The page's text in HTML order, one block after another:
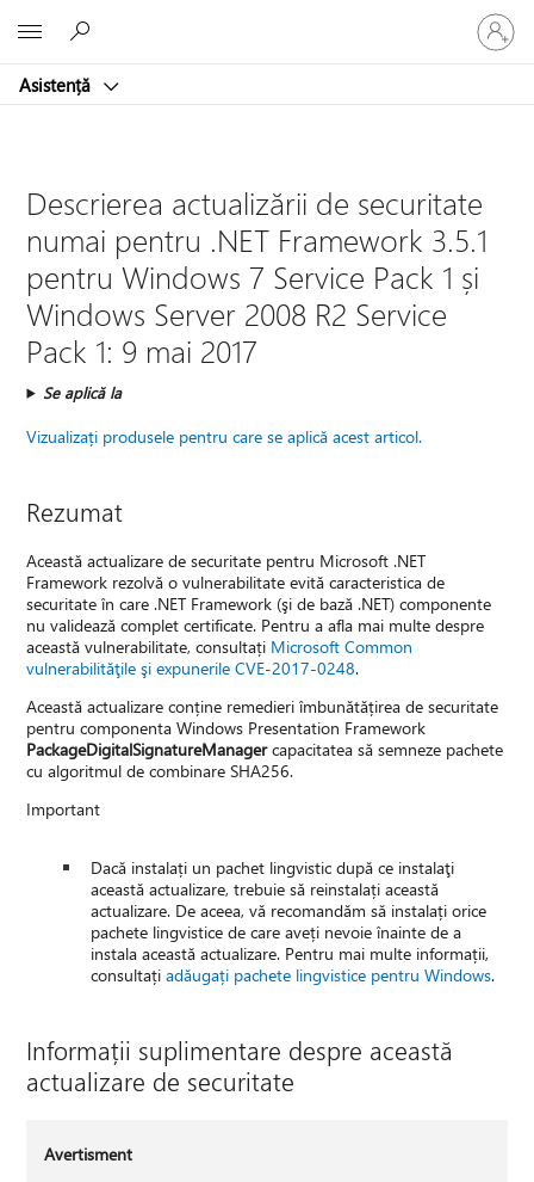
Asistență
vă
la
dvs.
Descrierea actualizării de securitate
numai pentru .NET Framework 3.5.1
pentru Windows 7 Service Pack 1 și
Windows Server 2008 R2 Service
Pack 1: 9 mai 2017
Se aplică la
Vizualizați produsele pentru care se aplică acest articol.
Rezumat
Această actualizare de securitate pentru Microsoft .NET
Framework rezolvă o vulnerabilitate evită caracteristica de
securitate în care .NET Framework (şi de bază .NET) componente
nu validează complet certificate. Pentru a afla mai multe despre
această vulnerabilitate, consultați Microsoft Common
vulnerabilităţile şi expunerile CVE-2017-0248.
Această actualizare conține remedieri îmbunătățirea de securitate
pentru componenta Windows Presentation Framework
PackageDigitalSignatureManagercapacitatea să semneze pachete
cu algoritmul de combinare SHA256.
Important
Dacă instalați un pachet lingvistic după ce instalaţi
această actualizare, trebuie să reinstalați această
actualizare. De aceea, vă recomandăm să instalați orice
pachete lingvistice de care aveți nevoie înainte de a
instala această actualizare. Pentru mai multe informații,
consultațiadăugați pachete lingvistice pentru Windows.
Informații suplimentare despre această
actualizare de securitate
Avertisment